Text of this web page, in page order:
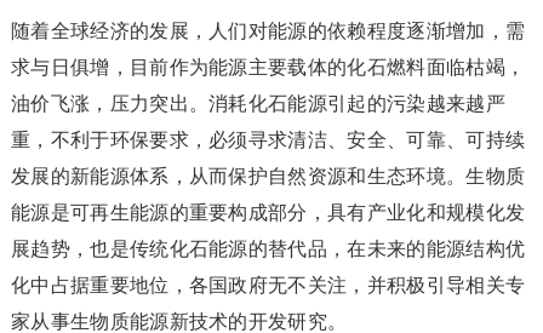
随着全球经济的发展，人们对能源的依赖程度逐渐增加，需
求与日俱增，目前作为能源主要载体的化石燃料面临枯竭，
油价飞涨，压力突出。消耗化石能源引起的污染越来越严
重，不利于环保要求，必须寻求清洁、安全、可靠、可持续
发展的新能源体系，从而保护自然资源和生态环境。生物质
能源是可再生能源的重要构成部分，具有产业化和规模化发
展趋势，也是传统化石能源的替代品，在未来的能源结构优
化中占据重要地位，各国政府无不关注，并积极引导相关专
家从事生物质能源新技术的开发研究。